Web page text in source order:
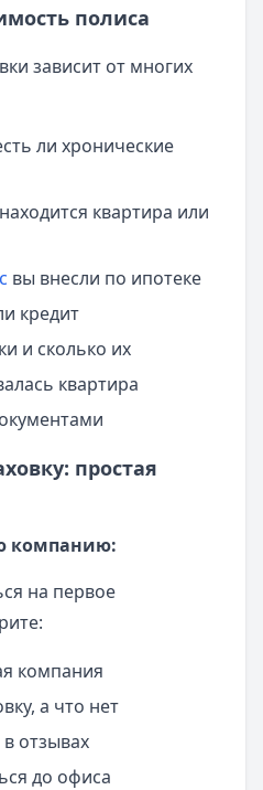
полиса
зависит от многих
ли хронические
квартира или
вы внесли по ипотеке
кредит
и сколько их
квартира
простая
компанию:
на первое
компания
а что нет
отзывах
до офиса